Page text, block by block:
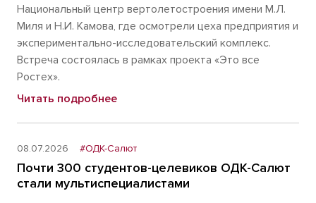
Национальный центр вертолетостроения имени М.Л.
Миля и Н.И. Камова, где осмотрели цеха предприятия и
экспериментально-исследовательский комплекс.
Встреча состоялась в рамках проекта «Это все
Ростех».
Читать подробнее
08.07.2026 #ОДК-Салют
Почти 300 студентов-целевиков ОДК-Салют
стали мультиспециалистами